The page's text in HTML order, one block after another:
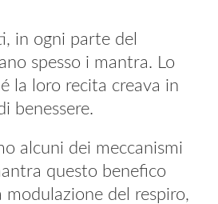
in ogni parte del
spesso i mantra. Lo
la loro recita creava in
benessere.
alcuni dei meccanismi
questo benefico
modulazione del respiro,